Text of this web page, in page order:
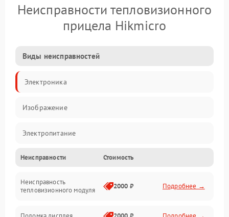
Неисправности тепловизионного
прицела Hikmicro
Виды неисправностей
Электроника
Изображение
Электропитание
Измерения
Матрица
Неисправности Стоимость
Неисправность
тепловизионного модуля
2000 ₽ Подробнее →